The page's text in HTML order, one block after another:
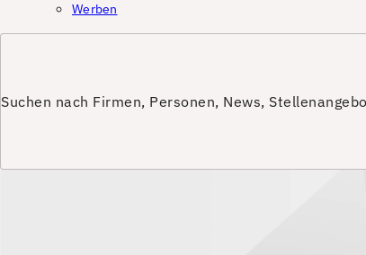
Werben
Suchen nach Firmen, Personen, News,